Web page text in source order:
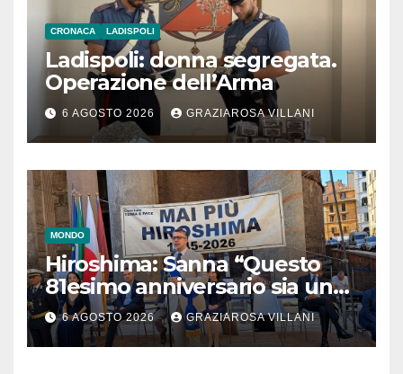
CRONACA LADISPOLI
Ladispoli: donna segregata.
Operazione dell’Arma
6 AGOSTO 2026 GRAZIAROSA VILLANI
MONDO
Hiroshima: Sanna “Questo
81esimo anniversario sia un
monito per tutti”
6 AGOSTO 2026 GRAZIAROSA VILLANI